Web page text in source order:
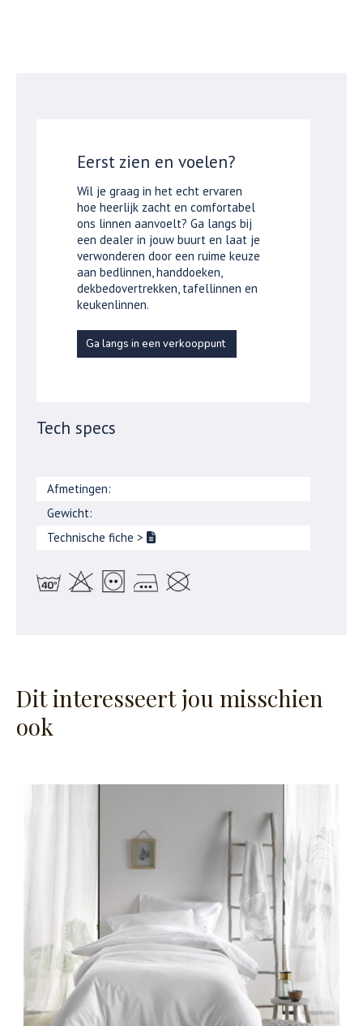
Eerst zien en voelen?
Wil je graag in het echt ervaren
hoe heerlijk zacht en comfortabel
ons linnen aanvoelt? Ga langs bij
een dealer in jouw buurt en laat je
verwonderen door een ruime keuze
aan bedlinnen, handdoeken,
dekbedovertrekken, tafellinnen en
keukenlinnen.
Ga langs in een verkooppunt
Tech specs
Afmetingen:
Gewicht:
Technische fiche >
Dit interesseert jou misschien
ook